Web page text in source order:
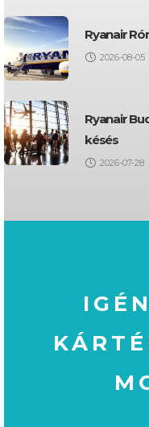
Ryanair
2026-08-05
Ryanair
késés
2026-07-28